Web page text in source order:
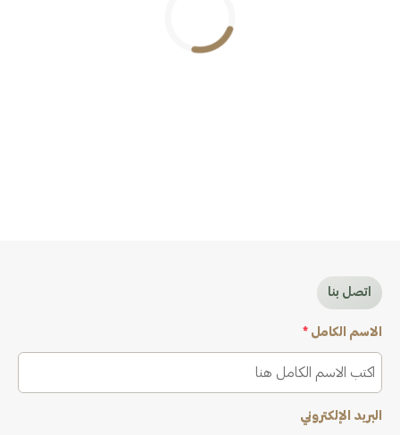
اتصل بنا
الاسم الكامل *
البريد الإلكتروني